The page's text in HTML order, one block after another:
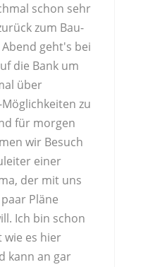
schon sehr
zum Bau-
geht's bei
die Bank um
über
zu
für morgen
wir Besuch
einer
der mit uns
Pläne
Ich bin schon
es hier
kann an gar